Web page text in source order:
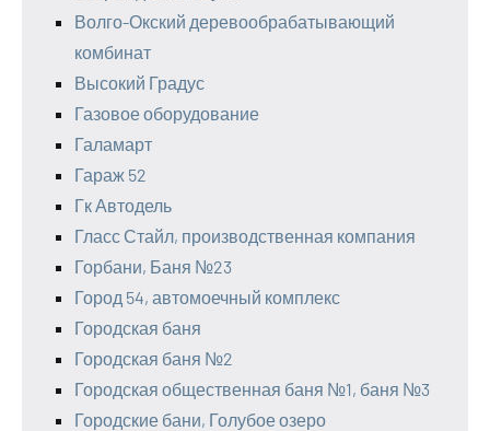
Волго-Окский деревообрабатывающий
комбинат
Высокий Градус
Газовое оборудование
Галамарт
Гараж 52
Гк Автодель
Гласс Стайл, производственная компания
Горбани, Баня №23
Город 54, автомоечный комплекс
Городская баня
Городская баня №2
Городская общественная баня №1, баня №3
Городские бани, Голубое озеро